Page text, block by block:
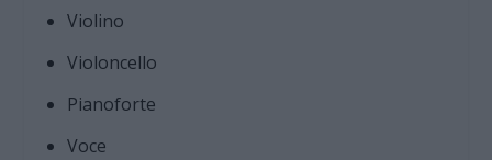
Violino
Violoncello
Pianoforte
Voce